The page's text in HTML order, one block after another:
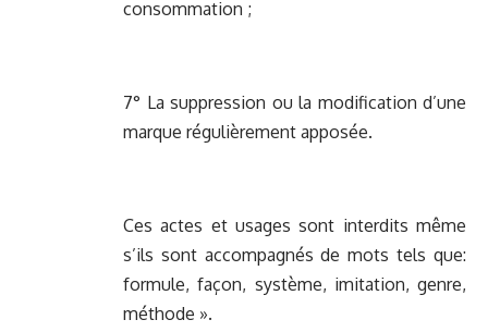
consommation ;
7° La suppression ou la modification d’une
marque régulièrement apposée.
Ces actes et usages sont interdits même
s’ils sont accompagnés de mots tels que:
formule, façon, système, imitation, genre,
méthode ».